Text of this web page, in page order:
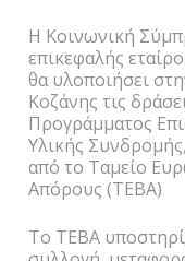
Η Κοινωνική
επικεφαλής
θα υλοποιήσει
Κοζάνης τις
Προγράμματος
Υλικής
από το Ταμείο
Απόρους (ΤΕΒΑ)
Το ΤΕΒΑ